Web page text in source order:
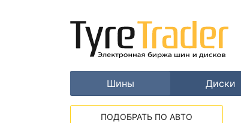
Шины Диски
ПОДОБРАТЬ ПО АВТО